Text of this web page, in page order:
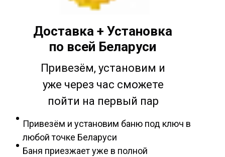
Привезём, установим и
уже через час сможете
пойти на первый пар
Доставка + Установка
по всей Беларуси
Привезём и установим баню под ключ в
любой точке Беларуси
Баня приезжает уже в полной